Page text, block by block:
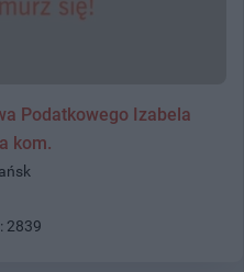
Podatkowego Izabela
kom.
2839